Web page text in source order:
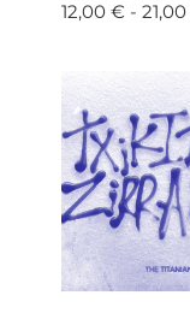
12,00 € - 21,00